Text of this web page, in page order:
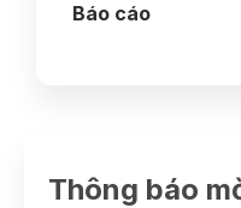
Báo cáo
Thông báo